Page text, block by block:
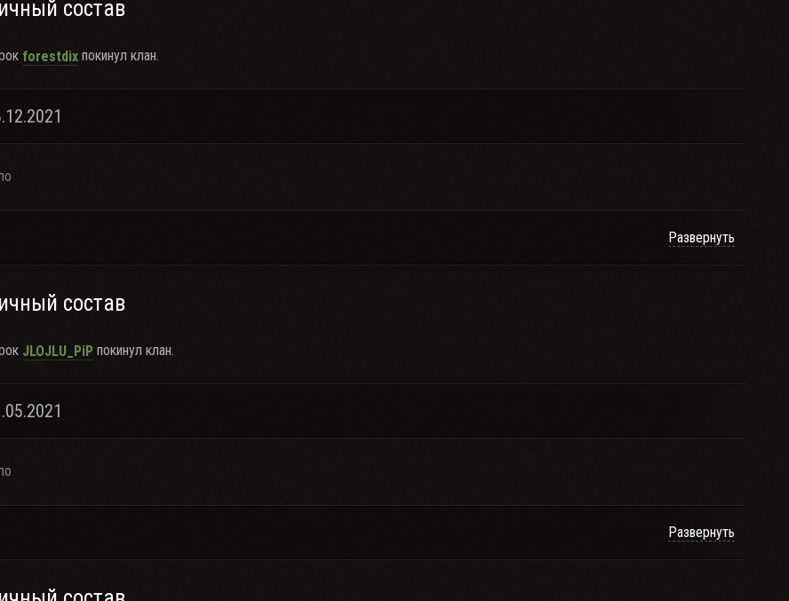
состав
forestdix покинул клан.
Развернуть
состав
JLOJLU_PiP покинул клан.
Развернуть